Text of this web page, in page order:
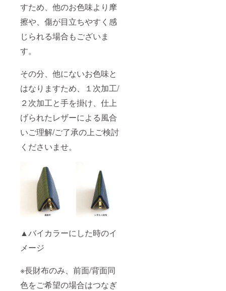
すため、他のお色味より摩
擦や、傷が目立ちやすく感
じられる場合もございま
す。
その分、他にないお色味と
はなりますため、１次加工/
２次加工と手を掛け、仕上
げられたレザーによる風合
いご理解/ご了承の上ご検討
くださいませ。
▲バイカラーにした時のイ
メージ
※長財布のみ、前面/背面同
色をご希望の場合はつなぎ